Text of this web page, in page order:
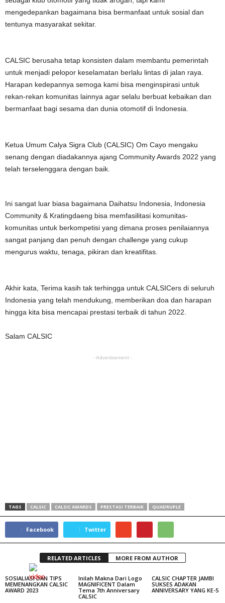
mengedepankan bagaimana bisa bermanfaat untuk sosial dan
tentunya masyarakat sekitar.
CALSIC berusaha tetap konsisten dalam membantu pemerintah
untuk menjadi pelopor keselamatan berlalu lintas di jalan raya.
Harapan kedepannya semoga kami bisa menginspirasi untuk
rekan-rekan komunitas lainnya agar selalu berbuat kebaikan dan
bermanfaat bagi sesama dan dunia otomotif di Indonesia.
Ketua Umum Calya Sigra Club (CALSIC) Om Cayo mengaku
senang dengan diadakannya ajang Community Awards 2022 yang
telah terselenggara dengan baik.
Ini sangat luar biasa bagaimana Daihatsu Indonesia, Indonesia
Community & Kratingdaeng bisa memfasilitasi komunitas-
komunitas untuk berkompetisi yang dimana proses penilaiannya
sangat panjang dan penuh dengan challenge yang cukup
mengurus waktu, tenaga, pikiran dan kreatifitas.
Akhir kata, Terima kasih tak terhingga untuk CALSICers di seluruh
Indonesia yang telah mendukung, memberikan doa dan harapan
hingga kita bisa mencapai prestasi terbaik di tahun 2022.
Salam CALSIC
- Advertisement -
TAGS CALSIC CALSIC AWARDS PRESTASI TERBAIK QUADRUPLE
Facebook Twitter
RELATED ARTICLES MORE FROM AUTHOR
SOSIALIASI DAN TIPS
MEMENANGKAN CALSIC
AWARD 2023
Inilah Makna Dari Logo
MAGNIFICENT Dalam
Tema 7th Anniversary
CALSIC
CALSIC CHAPTER JAMBI
SUKSES ADAKAN
ANNIVERSARY YANG KE-5